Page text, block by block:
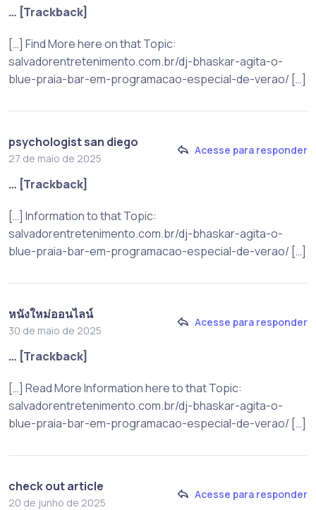
… [Trackback]
[…] Find More here on that Topic:
salvadorentretenimento.com.br/dj-bhaskar-agita-o-
blue-praia-bar-em-programacao-especial-de-verao/ […]
psychologist san diego
27 de maio de 2025
Acesse para responder
… [Trackback]
[…] Information to that Topic:
salvadorentretenimento.com.br/dj-bhaskar-agita-o-
blue-praia-bar-em-programacao-especial-de-verao/ […]
หนังใหม่ออนไลน์
30 de maio de 2025
Acesse para responder
… [Trackback]
[…] Read More Information here to that Topic:
salvadorentretenimento.com.br/dj-bhaskar-agita-o-
blue-praia-bar-em-programacao-especial-de-verao/ […]
check out article
20 de junho de 2025
Acesse para responder